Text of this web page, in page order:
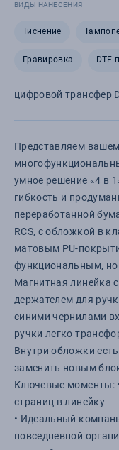
ВИДЫ НАНЕСЕНИЯ
Тиснение
Гравировка DTF-
цифровой трансфер
Представляем
умное решение «4 в
гибкость и
переработанной
RCS, с обложкой в
матовым PU-
функциональным, но
Магнитная линейка
держателем для
синими чернилами
ручки легко
Внутри обложки
заменить новым
Ключевые моменты:
страниц в линейку
• Идеальный
повседневной